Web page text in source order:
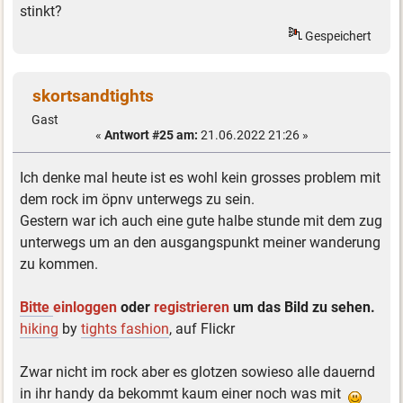
stinkt?
Gespeichert
skortsandtights
Gast
« Antwort #25 am: 21.06.2022 21:26 »
Ich denke mal heute ist es wohl kein grosses problem mit
dem rock im öpnv unterwegs zu sein.
Gestern war ich auch eine gute halbe stunde mit dem zug
unterwegs um an den ausgangspunkt meiner wanderung
zu kommen.
Bitteeinloggen oderregistrieren um das Bild zu sehen.
hiking bytights fashion, auf Flickr
Zwar nicht im rock aber es glotzen sowieso alle dauernd
in ihr handy da bekommt kaum einer noch was mit